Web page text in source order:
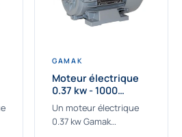
GAMAK
Moteur électrique
0.37 kw - 1000
Tr/min - 230/400V -
IE2
Un moteur électrique
0.37 kw Gamak